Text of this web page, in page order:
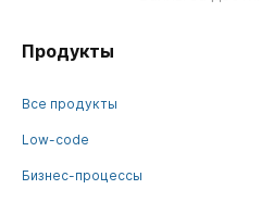
Продукты
Все продукты
Low-code
Бизнес-процессы